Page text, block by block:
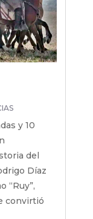
y 10
del
Díaz
“Ruy”,
convirtió